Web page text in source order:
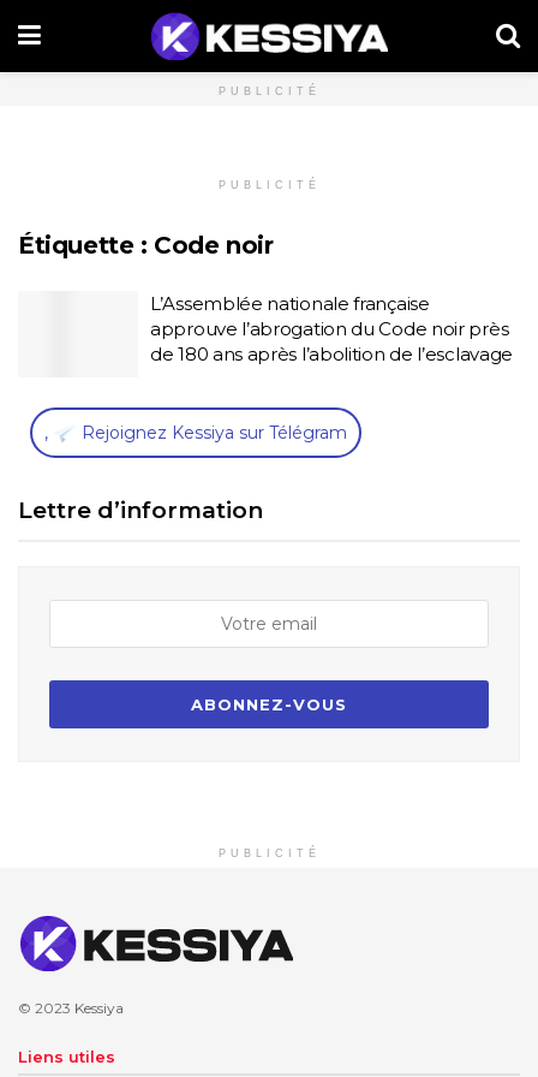
PUBLICITÉ
PUBLICITÉ
Étiquette : Code noir
L’Assemblée nationale française
approuve l’abrogation du Code noir près
de 180 ans après l’abolition de l’esclavage
, Rejoignez Kessiya sur Télégram
Lettre d’information
PUBLICITÉ
© 2023 Kessiya
Liens utiles